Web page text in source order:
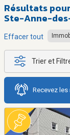
Résultats pour
Ste-Anne-
Effacer tout
Trier et
Recevez